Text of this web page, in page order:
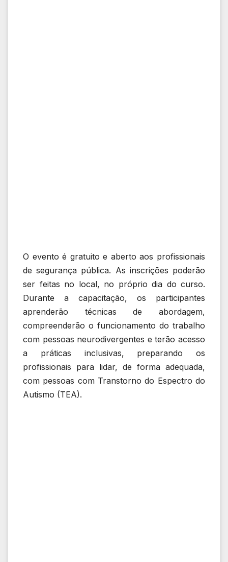
O evento é gratuito e aberto aos profissionais
de segurança pública. As inscrições poderão
ser feitas no local, no próprio dia do curso.
Durante a capacitação, os participantes
aprenderão técnicas de abordagem,
compreenderão o funcionamento do trabalho
com pessoas neurodivergentes e terão acesso
a práticas inclusivas, preparando os
profissionais para lidar, de forma adequada,
com pessoas com Transtorno do Espectro do
Autismo (TEA).